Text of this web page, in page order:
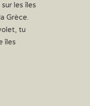
les îles
Grèce.
tu
îles